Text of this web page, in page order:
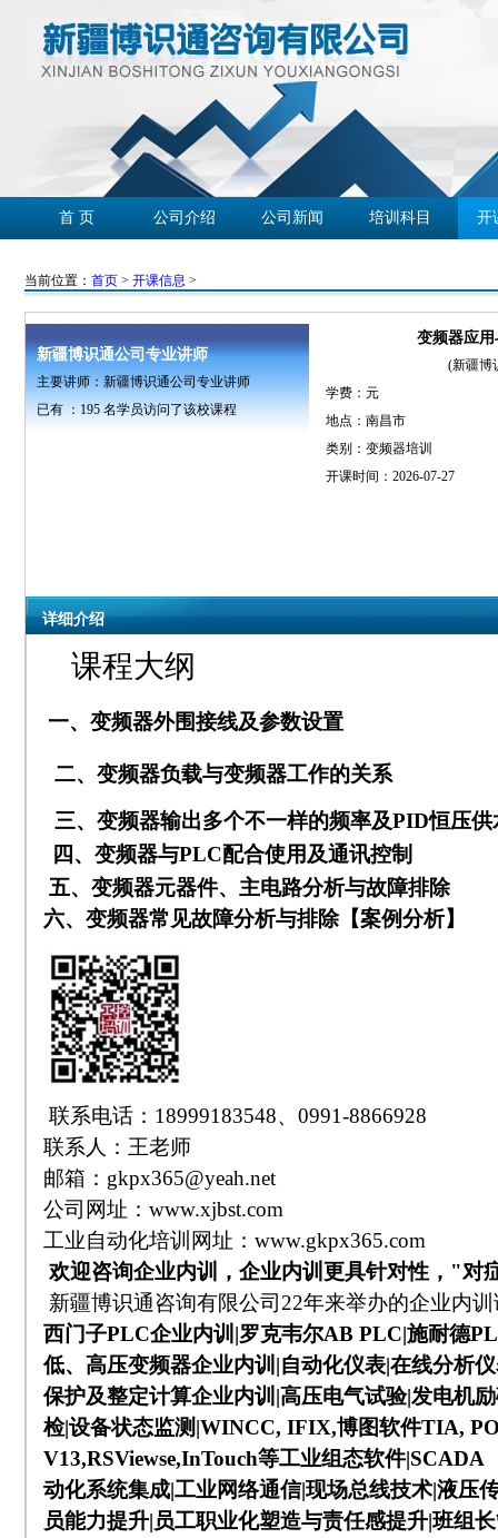
首 页 公司介绍 公司新闻 培训科目 开
当前位置： 首页 > 开课信息 >
新疆博识通公司专业讲师
主要讲师：新疆博识通公司专业讲师
已有 ： 195 名学员访问了该校课程
变频器应
(新疆博
学费： 元
地点：南昌市
类别：变频器培训
开课时间：2026-07-27
详细介绍
课程大纲
一、变频器外围接线及参数设置
二、变频器负载与变频器工作的关系
三、变频器输出多个不一样的频率及PID恒压供
四、变频器与PLC配合使用及通讯控制
五、变频器元器件、主电路分析与故障排除
六、变频器常见故障分析与排除【案例分析】
联系电话：18999183548、0991-8866928
联系人：王老师
邮箱： gkpx365@yeah.net
公司网址： www.xjbst.com
工业自动化培训网址： www.gkpx365.com
欢迎咨询企业内训，企业内训更具针对性，"对
新疆博识通咨询有限公司22年来举办的企业内
西门子PLC企业内训 |罗克韦尔AB PLC|施耐德
低、高压变频器企业内训 |自动化仪表|在线分析
保护及整定计算企业内训 |高压电气试验|发电机
检|设备状态监测|WINCC, IFIX,博图软件TIA,
V13,RSViewse,InTouch等工业组态软件|SCADA
动化系统集成|工业网络通信|现场总线技术|液压
员能力提升|员工职业化塑造与责任感提升|班组